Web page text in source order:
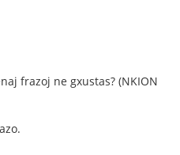
frazoj ne gxustas? (NKION